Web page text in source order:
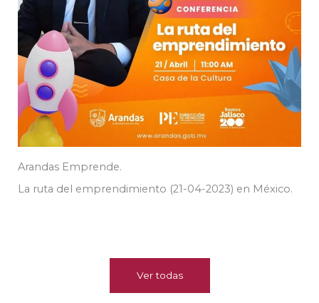
Arandas Emprende.
La ruta del emprendimiento (21-04-2023) en México.
Ver todas